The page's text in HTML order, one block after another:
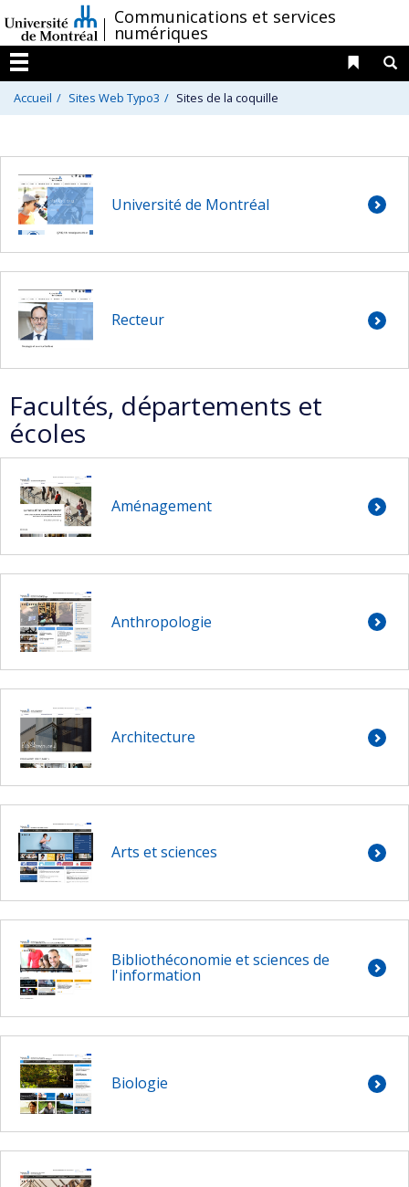
au
contenu
/
Communications et services
numériques
Menu
Liens
Accueil Sites Web Typo3 Sites de la coquille
Université de Montréal
Recteur
Facultés, départements et
écoles
Aménagement
Anthropologie
Architecture
Arts et sciences
Bibliothéconomie et sciences de
l'information
Biologie